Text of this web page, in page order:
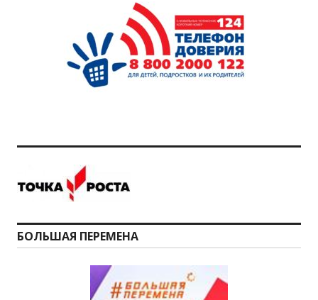
БОЛЬШАЯ ПЕРЕМЕНА